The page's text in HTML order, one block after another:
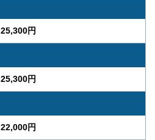
25,300円
25,300円
22,000円